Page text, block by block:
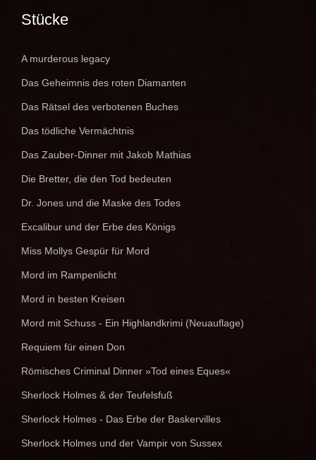
Stücke
A murderous legacy
Das Geheimnis des roten Diamanten
Das Rätsel des verbotenen Buches
Das tödliche Vermächtnis
Das Zauber-Dinner mit Jakob Mathias
Die Bretter, die den Tod bedeuten
Dr. Jones und die Maske des Todes
Excalibur und der Erbe des Königs
Miss Mollys Gespür für Mord
Mord im Rampenlicht
Mord in besten Kreisen
Mord mit Schuss - Ein Highlandkrimi (Neuauflage)
Requiem für einen Don
Römisches Criminal Dinner »Tod eines Eques«
Sherlock Holmes & der Teufelsfuß
Sherlock Holmes - Das Erbe der Baskervilles
Sherlock Holmes und der Vampir von Sussex